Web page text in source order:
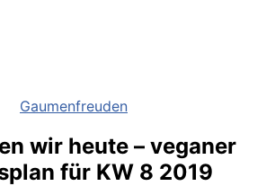
Kategorien
Gaumenfreuden
wir heute – veganer
für KW 8 2019